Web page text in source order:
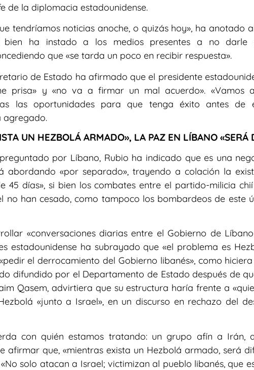
de la diplomacia estadounidense.
tendríamos noticias anoche, o quizás hoy», ha anotado
bien ha instado a los medios presentes a no darle
que «se tarda un poco en recibir respuesta».
de Estado ha afirmado que el presidente
prisa» y «no va a firmar un mal acuerdo». «Vamos
las oportunidades para que tenga éxito antes de
agregado.
UN HEZBOLÁ ARMADO», LA PAZ EN LÍBANO «SERÁ
por Líbano, Rubio ha indicado que es una
abordando «por separado», trayendo a colación la
45 días», si bien los combates entre el partido-milicia
no han cesado, como tampoco los bombardeos de este
«conversaciones diarias entre el Gobierno de
estadounidense ha subrayado que «el problema es
el derrocamiento del Gobierno libanés», como
difundido por el Departamento de Estado después de
Qasem, advirtiera que su estructura haría frente a
«junto a Israel», en un discurso en rechazo del
con quién estamos tratando: un grupo afín a Irán,
afirmar que, «mientras exista un Hezbolá armado, será
solo atacan a Israel; victimizan al pueblo libanés, que